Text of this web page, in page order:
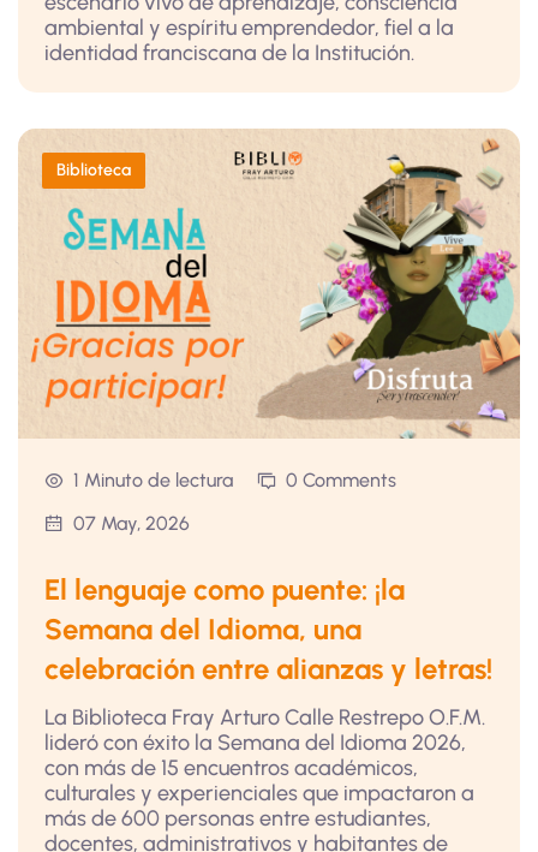
ambiental y espíritu emprendedor, fiel a la
identidad franciscana de la Institución.
Biblioteca
1 Minuto de lectura
0 Comments
07 May, 2026
El lenguaje como puente: ¡la
Semana del Idioma, una
celebración entre alianzas y letras!
La Biblioteca Fray Arturo Calle Restrepo O.F.M.
lideró con éxito la Semana del Idioma 2026,
con más de 15 encuentros académicos,
culturales y experienciales que impactaron a
más de 600 personas entre estudiantes,
docentes, administrativos y habitantes de